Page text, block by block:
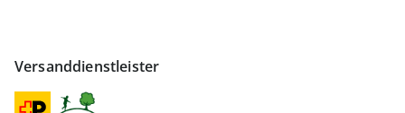
Versanddienstleister